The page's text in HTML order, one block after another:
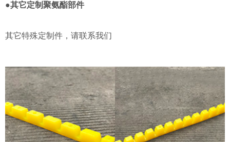
●其它定制聚氨酯部件
其它特殊定制件，请联系我们